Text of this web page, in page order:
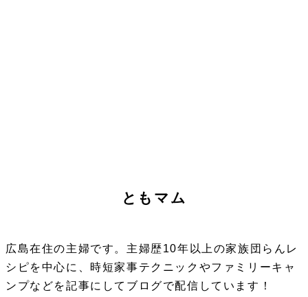
ともマム
広島在住の主婦です。主婦歴10年以上の家族団らんレ
シピを中心に、時短家事テクニックやファミリーキャ
ンプなどを記事にしてブログで配信しています！